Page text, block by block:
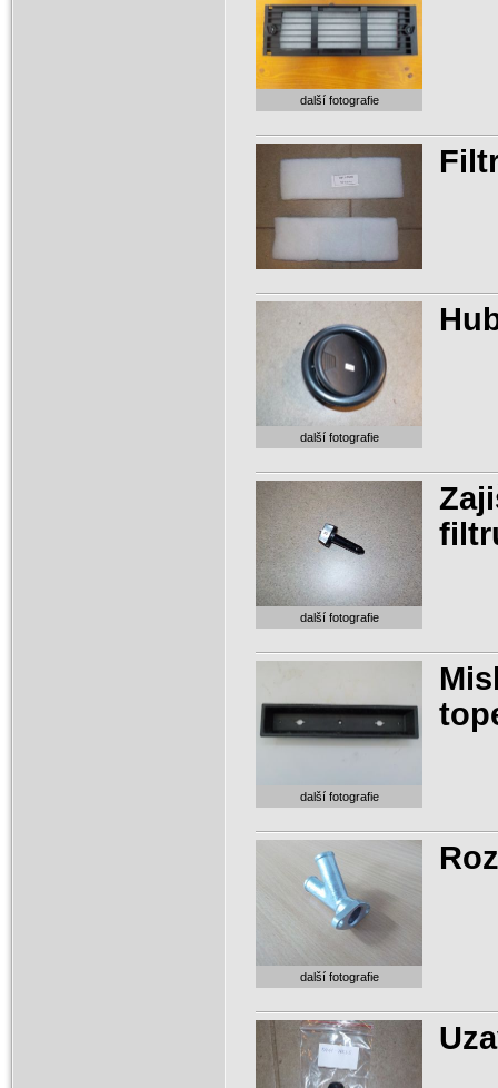
další fotografie
další fotografie
další fotografie
další fotografie
další fotografie